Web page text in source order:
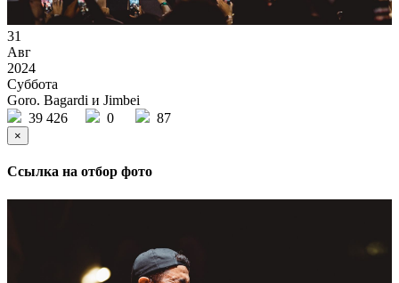
31
Авг
2024
Суббота
Goro. Bagardi и Jimbei
39 426
0 87
×
Ссылка на отбор фото